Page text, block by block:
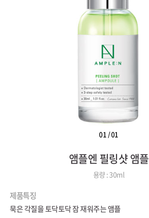
01 /01
앰플엔 필링샷 앰플
용량 : 30ml
제품특징
묵은 각질을 토닥토닥 잠 재워주는 앰플